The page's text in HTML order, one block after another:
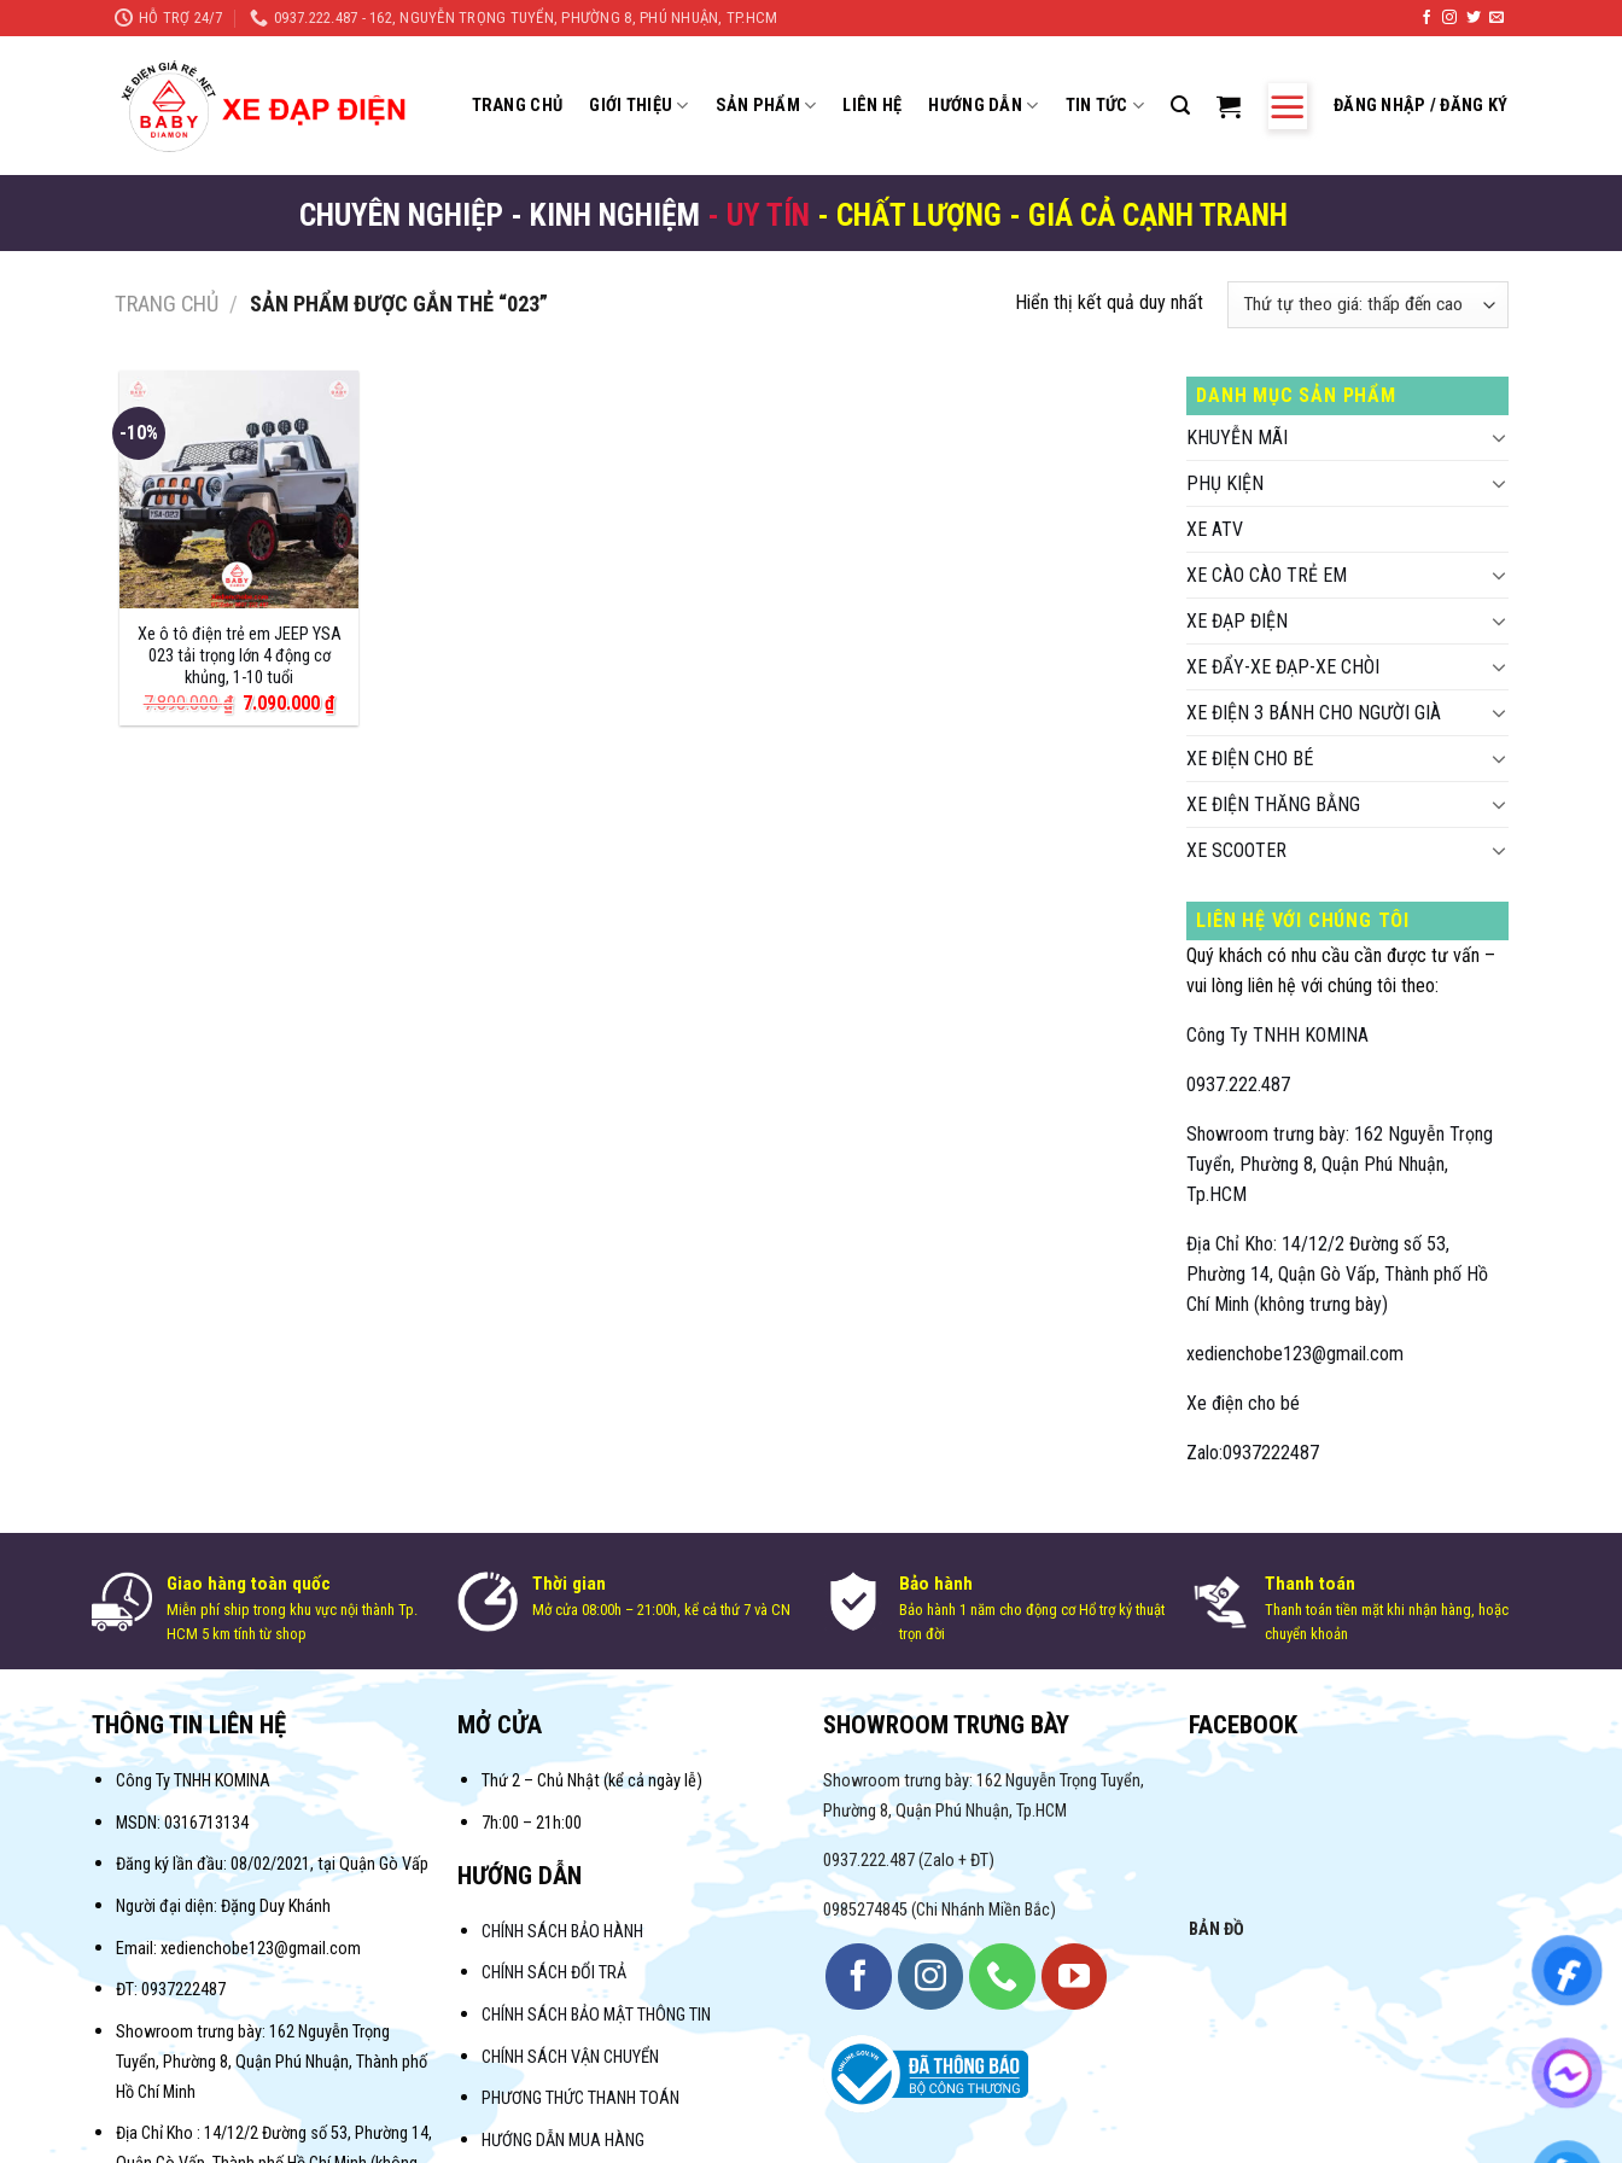
to
HỖ TRỢ 24/7 0937.222.487 - 162, NGUYỄN TRỌNG TUYỂN, PHƯỜNG 8, PHÚ NHUẬN, TP.HCM
TRANG CHỦ GIỚI THIỆU SẢN PHẨM LIÊN HỆ HƯỚNG DẪN TIN TỨC ĐĂNG NHẬP / ĐĂNG KÝ
CHUYÊN NGHIỆP - KINH NGHIỆM - UY TÍN - CHẤT LƯỢNG - GIÁ CẢ CẠNH TRANH
TRANG CHỦ / SẢN PHẨM ĐƯỢC GẮN THẺ “023” Hiển thị kết quả duy nhất
-10%
Xe ô tô điện trẻ em JEEP YSA
023 tải trọng lớn 4 động cơ
khủng, 1-10 tuổi
7.890.000₫ Giá
gốc
7.090.000₫Giá
hiện
DANH MỤC SẢN PHẨM
KHUYỄN MÃI
PHỤ KIỆN
XE ATV
XE CÀO CÀO TRẺ EM
XE ĐẠP ĐIỆN
XE ĐẨY-XE ĐẠP-XE CHÒI
XE ĐIỆN 3 BÁNH CHO NGƯỜI GIÀ
XE ĐIỆN CHO BÉ
XE ĐIỆN THĂNG BẰNG
XE SCOOTER
LIÊN HỆ VỚI CHÚNG TÔI
Quý khách có nhu cầu cần được tư vấn –
vui lòng liên hệ với chúng tôi theo:
Công Ty TNHH KOMINA
0937.222.487
Showroom trưng bày: 162 Nguyễn Trọng
Tuyển, Phường 8, Quận Phú Nhuận,
Tp.HCM
Địa Chỉ Kho: 14/12/2 Đường số 53,
Phường 14, Quận Gò Vấp, Thành phố Hồ
Chí Minh (không trưng bày)
xedienchobe123@gmail.com
Xe điện cho bé
Zalo:0937222487
Giao hàng toàn quốc
Miễn phí ship trong khu vực nội thành Tp.
HCM 5 km tính từ shop
Thời gian
Mở cửa 08:00h – 21:00h, kể cả thứ 7 và CN
Bảo hành
Bảo hành 1 năm cho động cơ Hổ trợ kỷ thuật
trọn đời
Thanh toán
Thanh toán tiền mặt khi nhận hàng, hoặc
chuyển khoản
THÔNG TIN LIÊN HỆ
Công Ty TNHH KOMINA
MSDN: 0316713134
Đăng ký lần đầu: 08/02/2021, tại Quận Gò Vấp
Người đại diện: Đặng Duy Khánh
Email: xedienchobe123@gmail.com
ĐT: 0937222487
Showroom trưng bày: 162 Nguyễn Trọng
Tuyển, Phường 8, Quận Phú Nhuận, Thành phố
Hồ Chí Minh
Địa Chỉ Kho : 14/12/2 Đường số 53, Phường 14,
MỞ CỬA
Thứ 2 – Chủ Nhật (kể cả ngày lễ)
7h:00 – 21h:00
HƯỚNG DẪN
CHÍNH SÁCH BẢO HÀNH
CHÍNH SÁCH ĐỔI TRẢ
CHÍNH SÁCH BẢO MẬT THÔNG TIN
CHÍNH SÁCH VẬN CHUYỂN
PHƯƠNG THỨC THANH TOÁN
HƯỚNG DẪN MUA HÀNG
SHOWROOM TRƯNG BÀY
Showroom trưng bày: 162 Nguyễn Trọng Tuyển,
Phường 8, Quận Phú Nhuận, Tp.HCM
0937.222.487 (Zalo + ĐT)
0985274845 (Chi Nhánh Miền Bắc)
FACEBOOK
BẢN ĐỒ